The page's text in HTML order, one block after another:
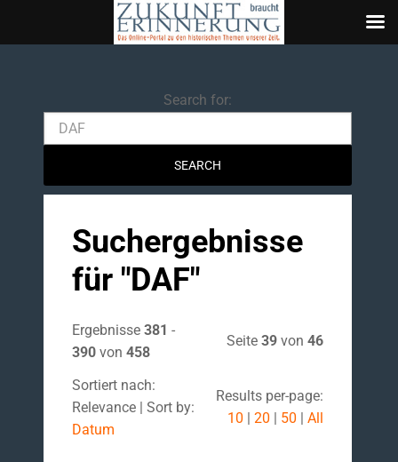
Search for:Search
Suchergebnisse
für "DAF"
Ergebnisse 381 -
390von 458
Seite 39von 46
Sortiert nach:
Relevance | Sort by:
Datum
Results per-page:
10 | 20 | 50 | All